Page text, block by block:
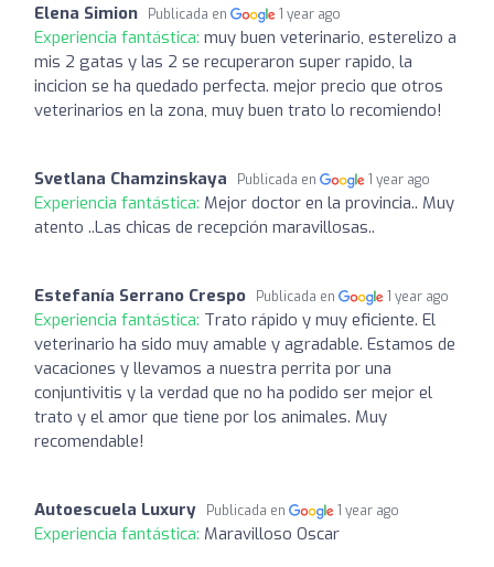
Elena Simion Publicada en 1 year ago
Experiencia fantástica: muy buen veterinario, esterelizo a
mis 2 gatas y las 2 se recuperaron super rapido, la
incicion se ha quedado perfecta. mejor precio que otros
veterinarios en la zona, muy buen trato lo recomiendo!
Svetlana Chamzinskaya Publicada en 1 year ago
Experiencia fantástica: Mejor doctor en la provincia.. Muy
atento ..Las chicas de recepción maravillosas..
Estefanía Serrano Crespo Publicada en 1 year ago
Experiencia fantástica: Trato rápido y muy eficiente. El
veterinario ha sido muy amable y agradable. Estamos de
vacaciones y llevamos a nuestra perrita por una
conjuntivitis y la verdad que no ha podido ser mejor el
trato y el amor que tiene por los animales. Muy
recomendable!
Autoescuela Luxury Publicada en 1 year ago
Experiencia fantástica: Maravilloso Oscar